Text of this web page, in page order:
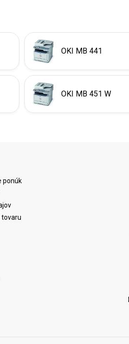
OKI MB 441
OKI MB 451 W
ponúk
tovaru